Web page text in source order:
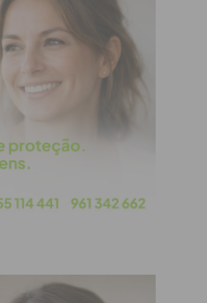
de Hemodiálise, “um
existiu na região”,
que “vai permitir, pela
à população sem
“A população, a partir
interna no hospital,
eficaz e
começou a ser